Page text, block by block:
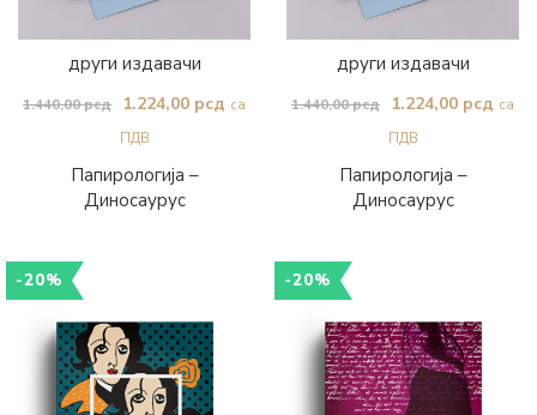
Папирологија –
Диносаурус
други издавачи
1.440,00рсд
Оригинална
цена
је
била:
1.224,00 рсд Тренутна
са
ПДВ
Папирологија –
Диносаурус
други издавачи
1.440,00рсд
Оригинална
цена
је
била:
1.224,00 рсд са
ПДВ
-20% -20%